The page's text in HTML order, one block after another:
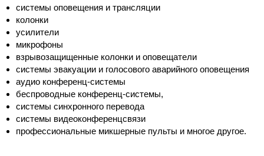
системы оповещения и трансляции
колонки
усилители
микрофоны
взрывозащищенные колонки и оповещатели
системы эвакуации и голосового аварийного оповещения
аудио конференц-системы
беспроводные конференц-системы,
системы синхронного перевода
системы видеоконференцсвязи
профессиональные микшерные пульты и многое другое.